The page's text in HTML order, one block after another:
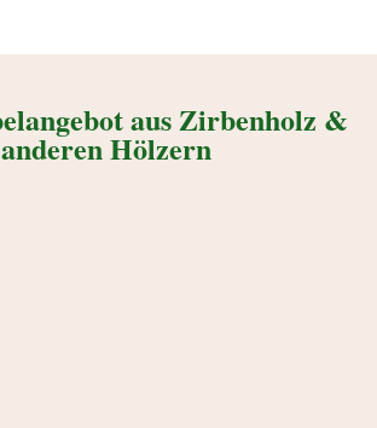
aus Zirbenholz &
anderen Hölzern